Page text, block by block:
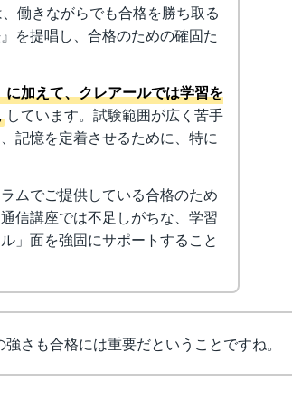
働きながらでも合格を勝ち取る
を提唱し、合格のための確固た
加えて、クレアールでは学習を
しています。試験範囲が広く苦手
記憶を定着させるために、特に
ムでご提供している合格のため
信講座では不足しがちな、学習
」面を強固にサポートすること
さも合格には重要だということですね。